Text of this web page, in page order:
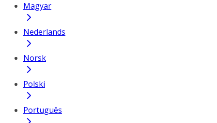
Magyar
Nederlands
Norsk
Polski
Português